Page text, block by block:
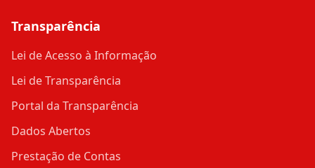
Transparência
Lei de Acesso à Informação
Lei de Transparência
Portal da Transparência
Dados Abertos
Prestação de Contas